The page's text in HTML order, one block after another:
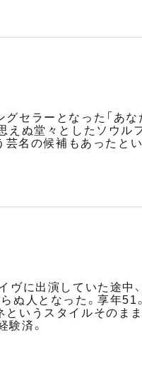
グセラーとなった「
えぬ堂々としたソウ
芸名の候補もあったとい
ヴに出演していた途
ぬ人となった。享年
いうスタイルそのま
済。